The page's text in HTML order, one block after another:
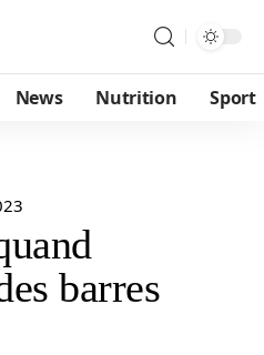
News Nutrition Sport
barres